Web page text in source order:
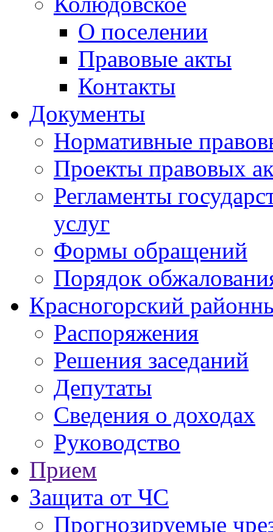
О поселении
Правовые акты
Контакты
Документы
Нормативные
Проекты правовых
Регламенты
услуг
Формы обращений
Порядок
Красногорский
Распоряжения
Решения заседаний
Депутаты
Сведения о доходах
Руководство
Прием
Защита от ЧС
Прогнозируемые